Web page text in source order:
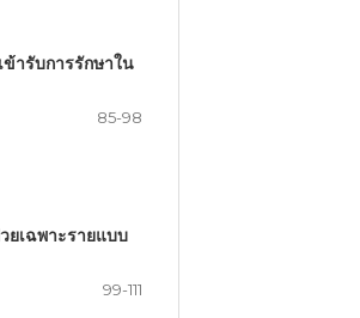
ารับการรักษาใน
85-98
ยเฉพาะรายแบบ
99-111